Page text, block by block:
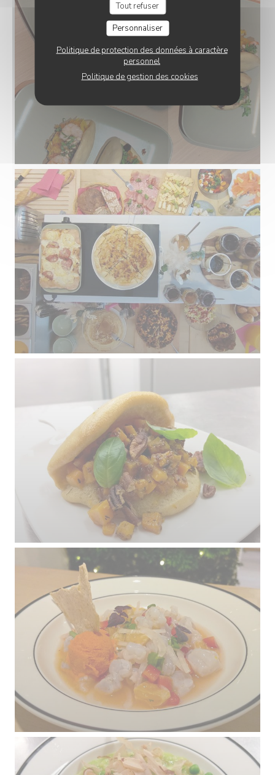
Tout refuser
Personnaliser
Politique de protection des données à caractère
personnel
Politique de gestion des cookies